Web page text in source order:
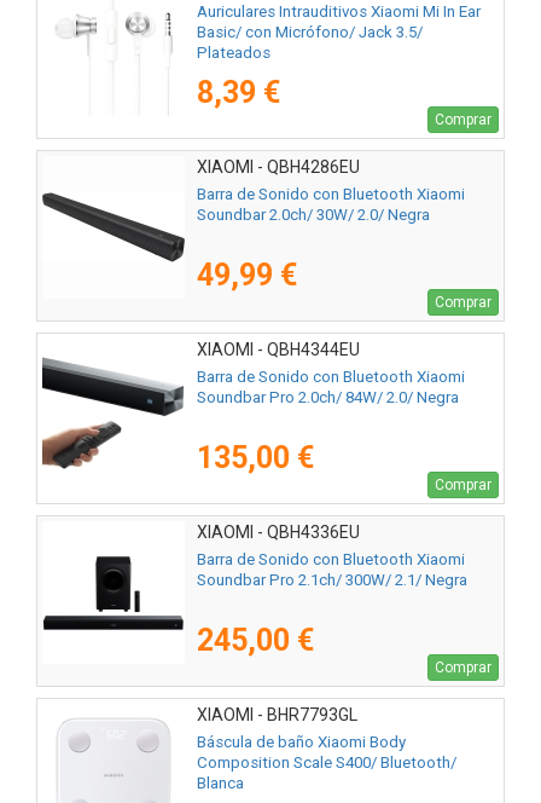
Auriculares Intrauditivos Xiaomi Mi In Ear
Basic/ con Micrófono/ Jack 3.5/
Plateados
8,39 €
Comprar
XIAOMI - QBH4286EU
Barra de Sonido con Bluetooth Xiaomi
Soundbar 2.0ch/ 30W/ 2.0/ Negra
49,99 €
Comprar
XIAOMI - QBH4344EU
Barra de Sonido con Bluetooth Xiaomi
Soundbar Pro 2.0ch/ 84W/ 2.0/ Negra
135,00 €
Comprar
XIAOMI - QBH4336EU
Barra de Sonido con Bluetooth Xiaomi
Soundbar Pro 2.1ch/ 300W/ 2.1/ Negra
245,00 €
Comprar
XIAOMI - BHR7793GL
Báscula de baño Xiaomi Body
Composition Scale S400/ Bluetooth/
Blanca